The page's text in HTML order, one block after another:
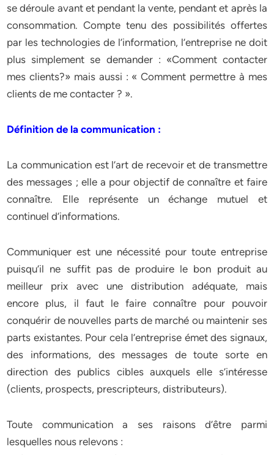
se déroule avant et pendant la vente, pendant et après la
consommation. Compte tenu des possibilités offertes
par les technologies de l’information, l’entreprise ne doit
plus simplement se demander : «Comment contacter
mes clients?» mais aussi : « Comment permettre à mes
clients de me contacter ? ».
Définition de la communication :
La communication est l’art de recevoir et de transmettre
des messages ; elle a pour objectif de connaître et faire
connaître. Elle représente un échange mutuel et
continuel d’informations.
Communiquer est une nécessité pour toute entreprise
puisqu’il ne suffit pas de produire le bon produit au
meilleur prix avec une distribution adéquate, mais
encore plus, il faut le faire connaître pour pouvoir
conquérir de nouvelles parts de marché ou maintenir ses
parts existantes. Pour cela l’entreprise émet des signaux,
des informations, des messages de toute sorte en
direction des publics cibles auxquels elle s’intéresse
(clients, prospects, prescripteurs, distributeurs).
Toute communication a ses raisons d’être parmi
lesquelles nous relevons :